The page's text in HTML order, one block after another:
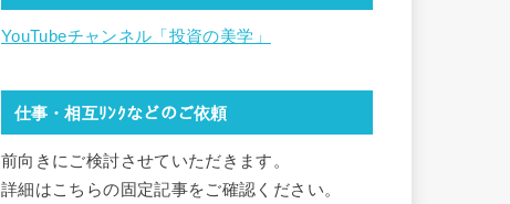
YouTubeチャンネル「投資の美学」
仕事・相互ﾘﾝｸなどのご依頼
前向きにご検討させていただきます。
詳細はこちらの固定記事をご確認ください。